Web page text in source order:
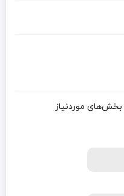
بخش‌های موردنیاز